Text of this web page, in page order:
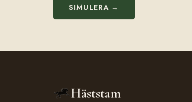
SIMULERA →
Häststam